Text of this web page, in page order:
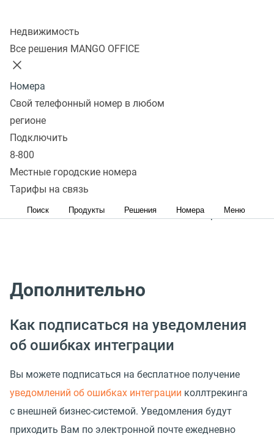
Недвижимость
Все решения MANGO OFFICE
Номера
Свой телефонный номер в любом
регионе
Подключить
8-800
Местные городские номера
Тарифы на связь
Поиск Продукты Решения Номера Меню
1 Настройка коллтрекинга
для работы с Power BI
1.1 Обзор
2 Обработка данных в Power
BI
2.1 Работа с шаблоном в Power BI Desktop
Дополнительно
Как подписаться на уведомления
об ошибках интеграции
Вы можете подписаться на бесплатное получение
уведомлений об ошибках интеграции коллтрекинга
с внешней бизнес-системой. Уведомления будут
приходить Вам по электронной почте ежедневно